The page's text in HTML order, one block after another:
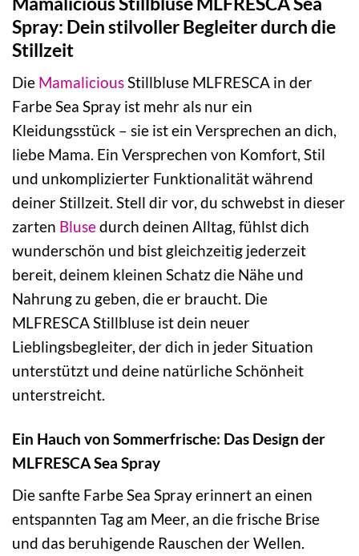
Spray: Dein stilvoller Begleiter durch die
Stillzeit
Die MamaliciousStillbluse MLFRESCA in der
Farbe Sea Spray ist mehr als nur ein
Kleidungsstück – sie ist ein Versprechen an dich,
liebe Mama. Ein Versprechen von Komfort, Stil
und unkomplizierter Funktionalität während
deiner Stillzeit. Stell dir vor, du schwebst in dieser
zarten Blusedurch deinen Alltag, fühlst dich
wunderschön und bist gleichzeitig jederzeit
bereit, deinem kleinen Schatz die Nähe und
Nahrung zu geben, die er braucht. Die
MLFRESCA Stillbluse ist dein neuer
Lieblingsbegleiter, der dich in jeder Situation
unterstützt und deine natürliche Schönheit
unterstreicht.
Ein Hauch von Sommerfrische: Das Design der
MLFRESCA Sea Spray
Die sanfte Farbe Sea Spray erinnert an einen
entspannten Tag am Meer, an die frische Brise
und das beruhigende Rauschen der Wellen.